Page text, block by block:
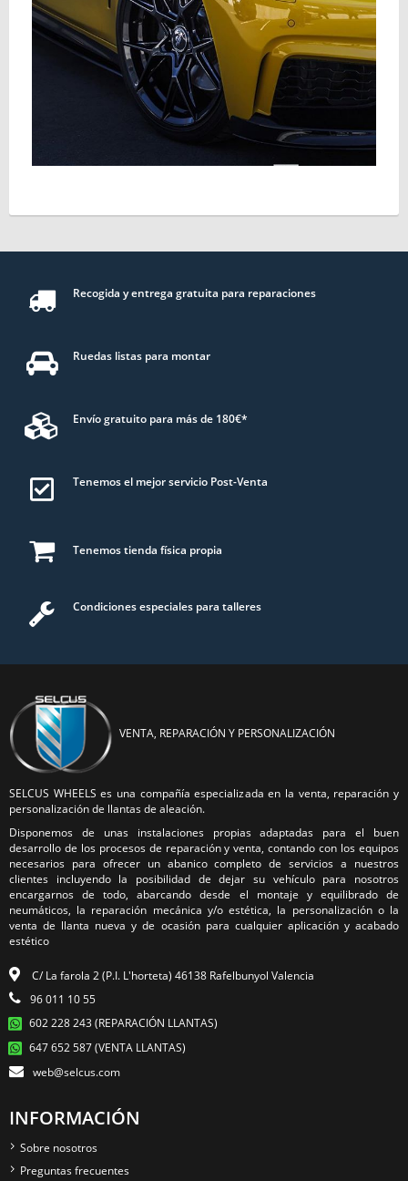
Recogida y entrega gratuita para reparaciones
Ruedas listas para montar
Envío gratuito para más de 180€*
Tenemos el mejor servicio Post-Venta
Tenemos tienda física propia
Condiciones especiales para talleres
VENTA, REPARACIÓN Y PERSONALIZACIÓN
SELCUS WHEELS es una compañía especializada en la venta, reparación y
personalización de llantas de aleación.
Disponemos de unas instalaciones propias adaptadas para el buen
desarrollo de los procesos de reparación y venta, contando con los equipos
necesarios para ofrecer un abanico completo de servicios a nuestros
clientes incluyendo la posibilidad de dejar su vehículo para nosotros
encargarnos de todo, abarcando desde el montaje y equilibrado de
neumáticos, la reparación mecánica y/o estética, la personalización o la
venta de llanta nueva y de ocasión para cualquier aplicación y acabado
estético
C/ La farola 2 (P.I. L'horteta) 46138 Rafelbunyol Valencia
96 011 10 55
602 228 243 (REPARACIÓN LLANTAS)
647 652 587 (VENTA LLANTAS)
web@selcus.com
INFORMACIÓN
Sobre nosotros
Preguntas frecuentes